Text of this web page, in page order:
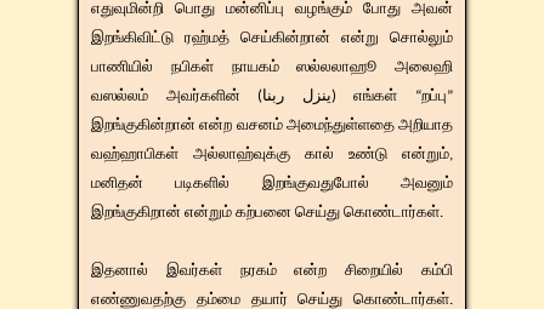
எதுவுமின்றி பொது மன்னிப்பு வழங்கும் போது அவன்
இறங்கிவிட்டு ரஹ்மத் செய்கின்றான் என்று சொல்லும்
பாணியில் நபிகள் நாயகம் ஸல்லலாஹூ அலைஹி
வஸல்லம் அவர்களின் (ينزل ربنا) எங்கள் “றப்பு”
இறங்குகின்றான் என்ற வசனம் அமைந்துள்ளதை அறியாத
வஹ்ஹாபிகள் அல்லாஹ்வுக்கு கால் உண்டு என்றும்,
மனிதன் படிகளில் இறங்குவதுபோல் அவனும்
இறங்குகிறான் என்றும் கற்பனை செய்து கொண்டார்கள்.
இதனால் இவர்கள் நரகம் என்ற சிறையில் கம்பி
எண்ணுவதற்கு தம்மை தயார் செய்து கொண்டார்கள்.